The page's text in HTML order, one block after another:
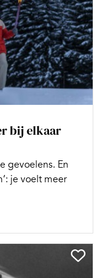
bij elkaar
gevoelens. En
je voelt meer